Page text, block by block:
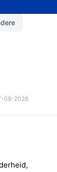
08-2026